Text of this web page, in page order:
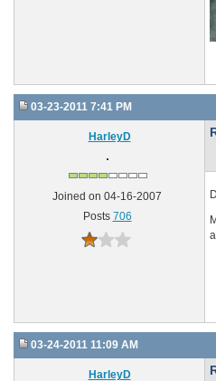
03-23-2011 7:41 PM
HarleyD
Joined on 04-16-2007
Posts 706
03-24-2011 11:09 AM
HarleyD